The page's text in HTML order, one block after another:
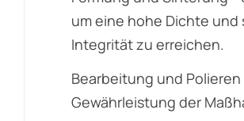
um eine hohe Dichte
Integrität zu erreichen.
Bearbeitung und Polieren
Gewährleistung der